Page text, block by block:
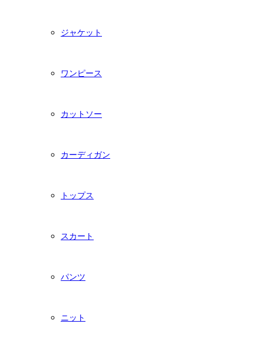
ジャケット
ワンピース
カットソー
カーディガン
トップス
スカート
パンツ
ニット